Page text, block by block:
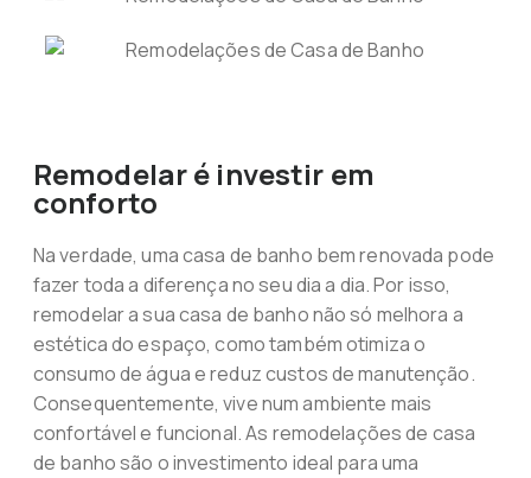
Remodelar é investir em
conforto
Na verdade, uma casa de banho bem renovada pode
fazer toda a diferença no seu dia a dia. Por isso,
remodelar a sua casa de banho não só melhora a
estética do espaço, como também otimiza o
consumo de água e reduz custos de manutenção.
Consequentemente, vive num ambiente mais
confortável e funcional. As remodelações de casa
de banho são o investimento ideal para uma